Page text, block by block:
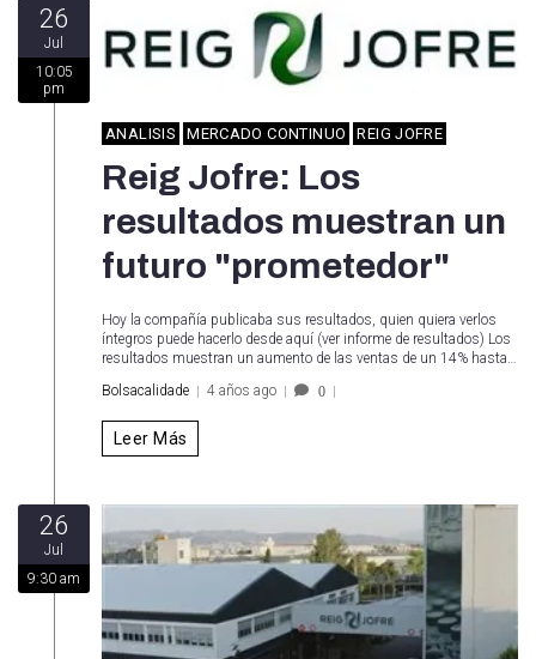
26
Jul
10:05
pm
ANALISIS MERCADO CONTINUO REIG JOFRE
Reig Jofre: Los
resultados muestran un
futuro "prometedor"
Hoy la compañía publicaba sus resultados, quien quiera verlos
íntegros puede hacerlo desde aquí (ver informe de resultados) Los
resultados muestran un aumento de las ventas de un 14% hasta…
Bolsacalidade
4 años ago 0
Leer Más
26
Jul
9:30 am